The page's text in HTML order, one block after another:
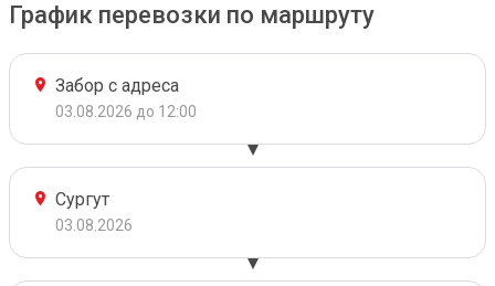
График перевозки по маршруту
Забор с адреса
03.08.2026 до 12:00
Сургут
03.08.2026